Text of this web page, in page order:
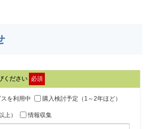
ください 必須
を利用中 購入検討予定（1～2年ほど）
上） 情報収集